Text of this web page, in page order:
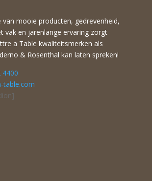
van mooie producten, gedrevenheid,
vak en jarenlange ervaring zorgt
a Table kwaliteitsmerken als
& Rosenthal kan laten spreken!
4400
table.com